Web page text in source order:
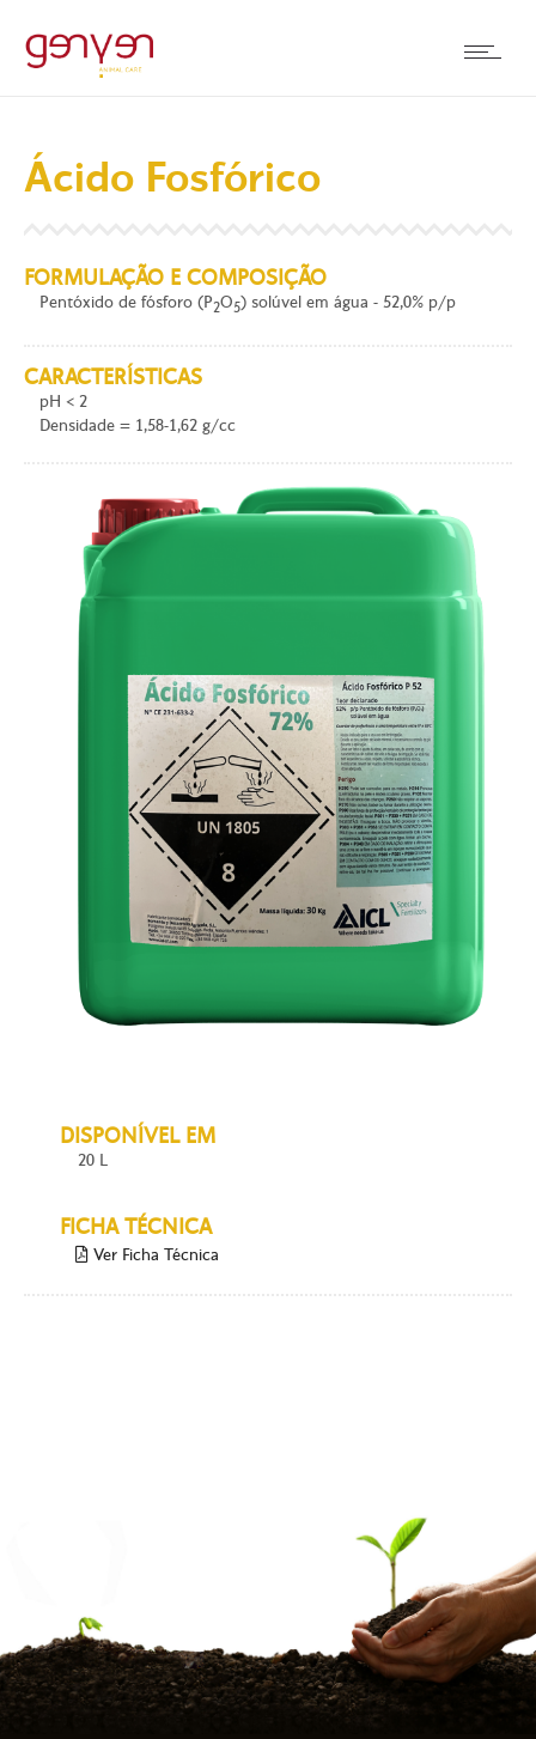
Ácido Fosfórico
FORMULAÇÃO E COMPOSIÇÃO
Pentóxido de fósforo (P2O5) solúvel em água - 52,0% p/p
CARACTERÍSTICAS
pH < 2
Densidade = 1,58-1,62 g/cc
DISPONÍVEL EM
20 L
FICHA TÉCNICA
Ver Ficha Técnica